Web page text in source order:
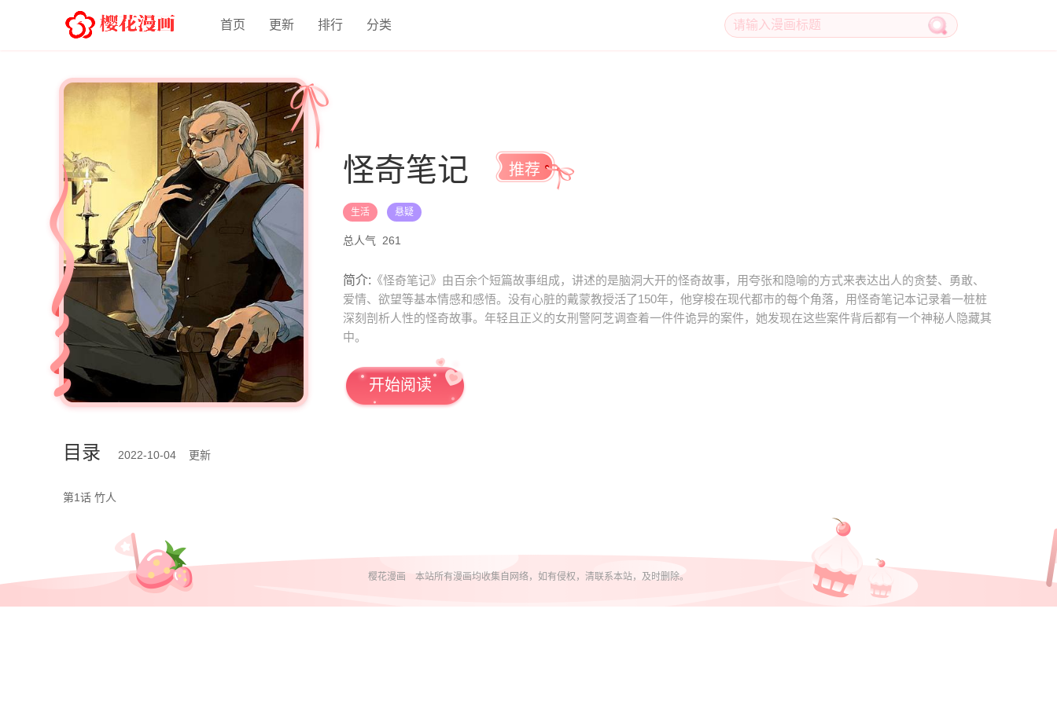
首页 更新 排行 分类
怪奇笔记 推荐
生活 悬疑
总人气 261
简介: 《怪奇笔记》由百余个短篇故事组成，讲述的是脑洞大开的怪奇故事，用夸张和隐喻的方式来表达出人的贪婪、勇敢、
爱情、欲望等基本情感和感悟。没有心脏的戴蒙教授活了150年，他穿梭在现代都市的每个角落，用怪奇笔记本记录着一桩桩
深刻剖析人性的怪奇故事。年轻且正义的女刑警阿芝调查着一件件诡异的案件，她发现在这些案件背后都有一个神秘人隐藏其
中。
开始阅读
目录 2022-10-04 更新
第1话 竹人
樱花漫画 本站所有漫画均收集自网络，如有侵权，清联系本站，及时删除。